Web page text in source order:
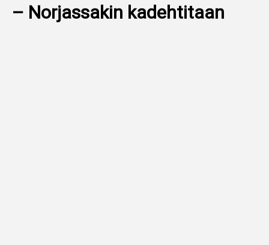
YLEISURHEILU
– Norjassakin kadehtitaan